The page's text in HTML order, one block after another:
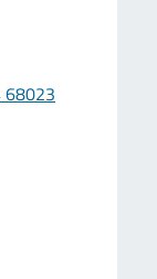
68023